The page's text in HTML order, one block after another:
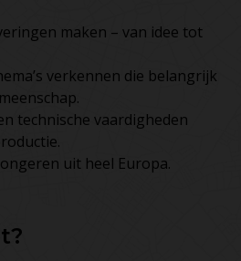
maken – van idee tot
verkennen die belangrijk
technische vaardigheden
uit heel Europa.